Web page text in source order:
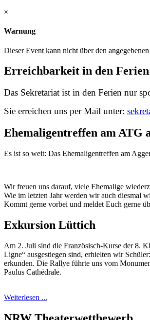
×
Warnung
Dieser Event kann nicht über den
Erreichbarkeit in den Ferien
Das Sekretariat ist in den Ferien nur
Sie erreichen uns per Mail unter:
Ehemaligentreffen am ATG
Es ist so weit: Das Ehemaligentreffen am
Wir freuen uns darauf, viele Ehemalige
Wie im letzten Jahr werden wir auch diesmal
Kommt gerne vorbei und meldet Euch gerne
Exkursion Lüttich
Am 2. Juli sind die Französisch-Kurse der 8.
Ligne“ ausgestiegen sind, erhielten wir
erkunden. Die Rallye führte uns vom
Paulus Cathédrale.
Weiterlesen ...